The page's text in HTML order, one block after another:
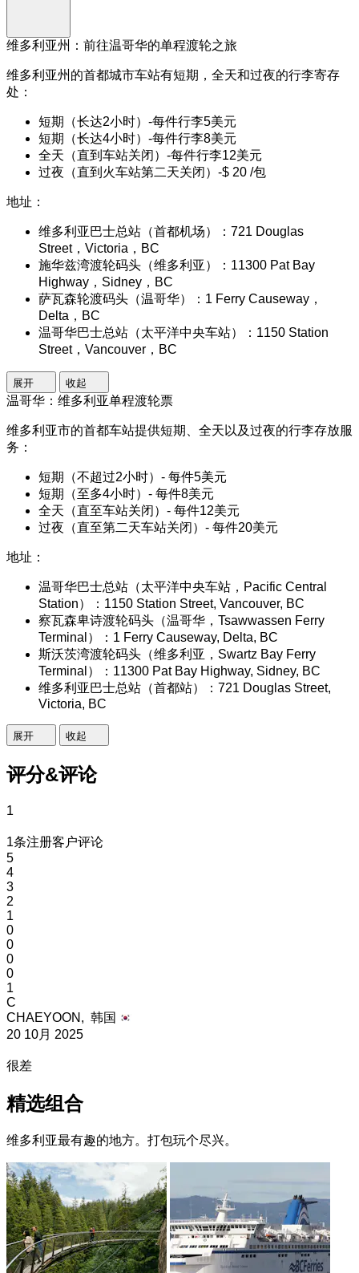
维多利亚州：前往温哥华的单程渡轮之旅
维多利亚州的首都城市车站有短期，全天和过夜的行李寄存
处：
短期（长达2小时）-每件行李5美元
短期（长达4小时）-每件行李8美元
全天（直到车站关闭）-每件行李12美元
过夜（直到火车站第二天关闭）-$ 20 /包
地址：
维多利亚巴士总站（首都机场）：721 Douglas
Street，Victoria，BC
施华兹湾渡轮码头（维多利亚）：11300 Pat Bay
Highway，Sidney，BC
萨瓦森轮渡码头（温哥华）：1 Ferry Causeway，
Delta，BC
温哥华巴士总站（太平洋中央车站）：1150 Station
Street，Vancouver，BC
展开 收起
温哥华：维多利亚单程渡轮票
维多利亚市的首都车站提供短期、全天以及过夜的行李存放服
务：
短期（不超过2小时）- 每件5美元
短期（至多4小时）- 每件8美元
全天（直至车站关闭）- 每件12美元
过夜（直至第二天车站关闭）- 每件20美元
地址：
温哥华巴士总站（太平洋中央车站，Pacific Central
Station）：1150 Station Street, Vancouver, BC
察瓦森卑诗渡轮码头（温哥华，Tsawwassen Ferry
Terminal）：1 Ferry Causeway, Delta, BC
斯沃茨湾渡轮码头（维多利亚，Swartz Bay Ferry
Terminal）：11300 Pat Bay Highway, Sidney, BC
维多利亚巴士总站（首都站）：721 Douglas Street,
Victoria, BC
展开 收起
评分&评论
1
1条注册客户评论
5
4
3
2
1
0
0
0
0
1
C
CHAEYOON, 韩国
20 10月 2025
很差
精选组合
维多利亚最有趣的地方。打包玩个尽兴。